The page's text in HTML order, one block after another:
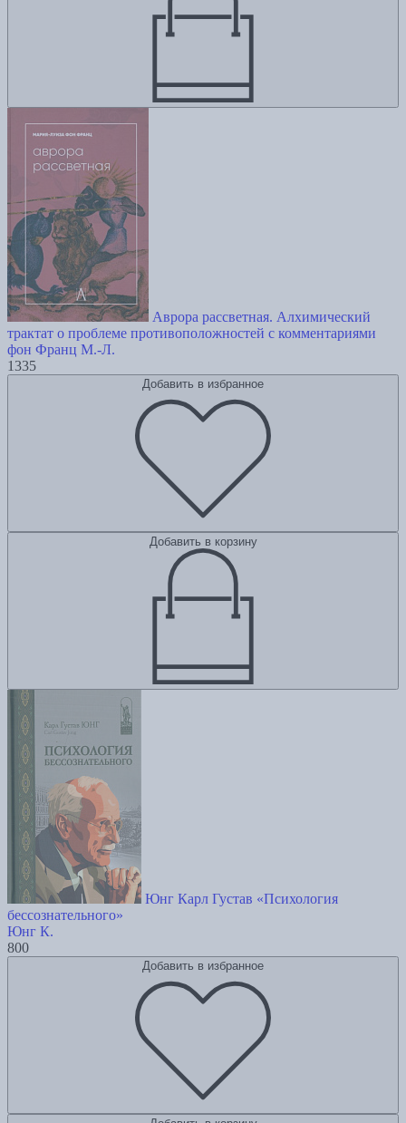
Аврора рассветная. Алхимический
трактат о проблеме противоположностей с комментариями
фон Франц М.-Л.
1335
Добавить в избранное
Добавить в корзину
Юнг Карл Густав «Психология
бессознательного»
Юнг К.
800
Добавить в избранное